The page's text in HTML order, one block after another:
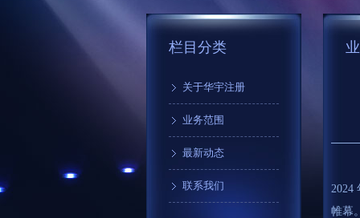
栏目分类
关于华宇注册
业务范围
最新动态
联系我们
2024
帷幕。